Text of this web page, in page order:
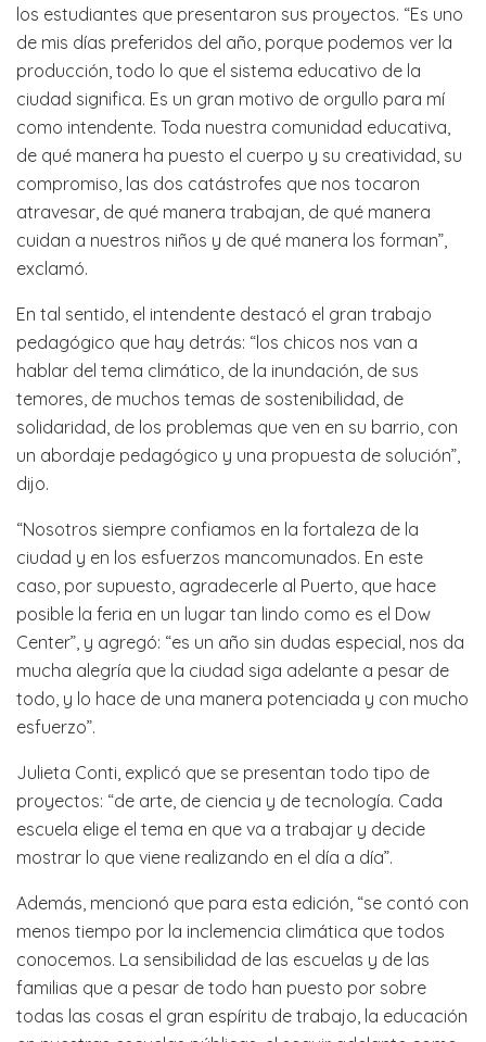
los estudiantes que presentaron sus proyectos. “Es uno
de mis días preferidos del año, porque podemos ver la
producción, todo lo que el sistema educativo de la
ciudad significa. Es un gran motivo de orgullo para mí
como intendente. Toda nuestra comunidad educativa,
de qué manera ha puesto el cuerpo y su creatividad, su
compromiso, las dos catástrofes que nos tocaron
atravesar, de qué manera trabajan, de qué manera
cuidan a nuestros niños y de qué manera los forman”,
exclamó.
En tal sentido, el intendente destacó el gran trabajo
pedagógico que hay detrás: “los chicos nos van a
hablar del tema climático, de la inundación, de sus
temores, de muchos temas de sostenibilidad, de
solidaridad, de los problemas que ven en su barrio, con
un abordaje pedagógico y una propuesta de solución”,
dijo.
“Nosotros siempre confiamos en la fortaleza de la
ciudad y en los esfuerzos mancomunados. En este
caso, por supuesto, agradecerle al Puerto, que hace
posible la feria en un lugar tan lindo como es el Dow
Center”, y agregó: “es un año sin dudas especial, nos da
mucha alegría que la ciudad siga adelante a pesar de
todo, y lo hace de una manera potenciada y con mucho
esfuerzo”.
Julieta Conti, explicó que se presentan todo tipo de
proyectos: “de arte, de ciencia y de tecnología. Cada
escuela elige el tema en que va a trabajar y decide
mostrar lo que viene realizando en el día a día”.
Además, mencionó que para esta edición, “se contó con
menos tiempo por la inclemencia climática que todos
conocemos. La sensibilidad de las escuelas y de las
familias que a pesar de todo han puesto por sobre
todas las cosas el gran espíritu de trabajo, la educación